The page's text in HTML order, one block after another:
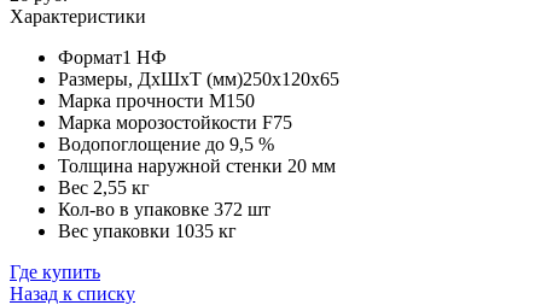
Характеристики
Формат1 НФ
Размеры, ДхШхТ (мм)250х120х65
Марка прочности М150
Марка морозостойкости F75
Водопоглощение до 9,5 %
Толщина наружной стенки 20 мм
Вес 2,55 кг
Кол-во в упаковке 372 шт
Вес упаковки 1035 кг
Где купить
Назад к списку